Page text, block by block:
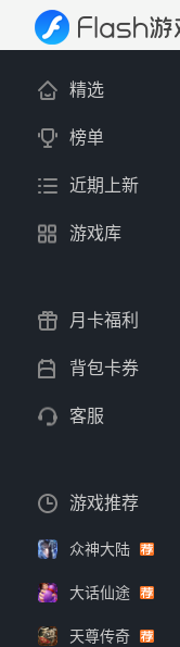
精选
榜单
近期上新
游戏库
月卡福利
背包卡券
客服
游戏推荐
众神大陆
大话仙途
天尊传奇